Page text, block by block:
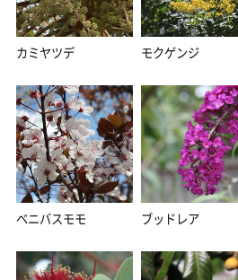
カミヤツデ モクゲンジ
ベニバスモモ ブッドレア